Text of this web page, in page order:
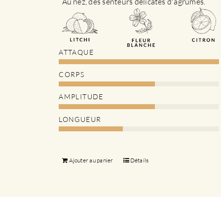
ATTAQUE
CORPS
AMPLITUDE
LONGUEUR
Ajouter au panier Détails